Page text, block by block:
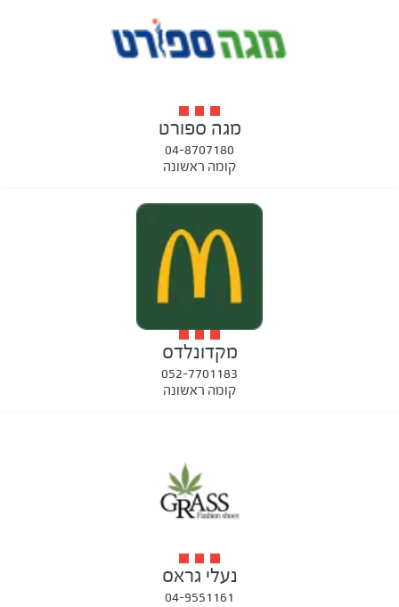
מגה ספורט
04-8707180
קומה ראשונה
מקדונלדס
052-7701183
קומה ראשונה
נעלי גראס
04-9551161